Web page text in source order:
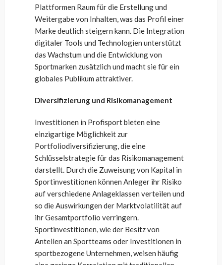
Plattformen Raum für die Erstellung und
Weitergabe von Inhalten, was das Profil einer
Marke deutlich steigern kann. Die Integration
digitaler Tools und Technologien unterstützt
das Wachstum und die Entwicklung von
Sportmarken zusätzlich und macht sie für ein
globales Publikum attraktiver.
Diversifizierung und Risikomanagement
Investitionen in Profisport bieten eine
einzigartige Möglichkeit zur
Portfoliodiversifizierung, die eine
Schlüsselstrategie für das Risikomanagement
darstellt. Durch die Zuweisung von Kapital in
Sportinvestitionen können Anleger ihr Risiko
auf verschiedene Anlageklassen verteilen und
so die Auswirkungen der Marktvolatilität auf
ihr Gesamtportfolio verringern.
Sportinvestitionen, wie der Besitz von
Anteilen an Sportteams oder Investitionen in
sportbezogene Unternehmen, weisen häufig